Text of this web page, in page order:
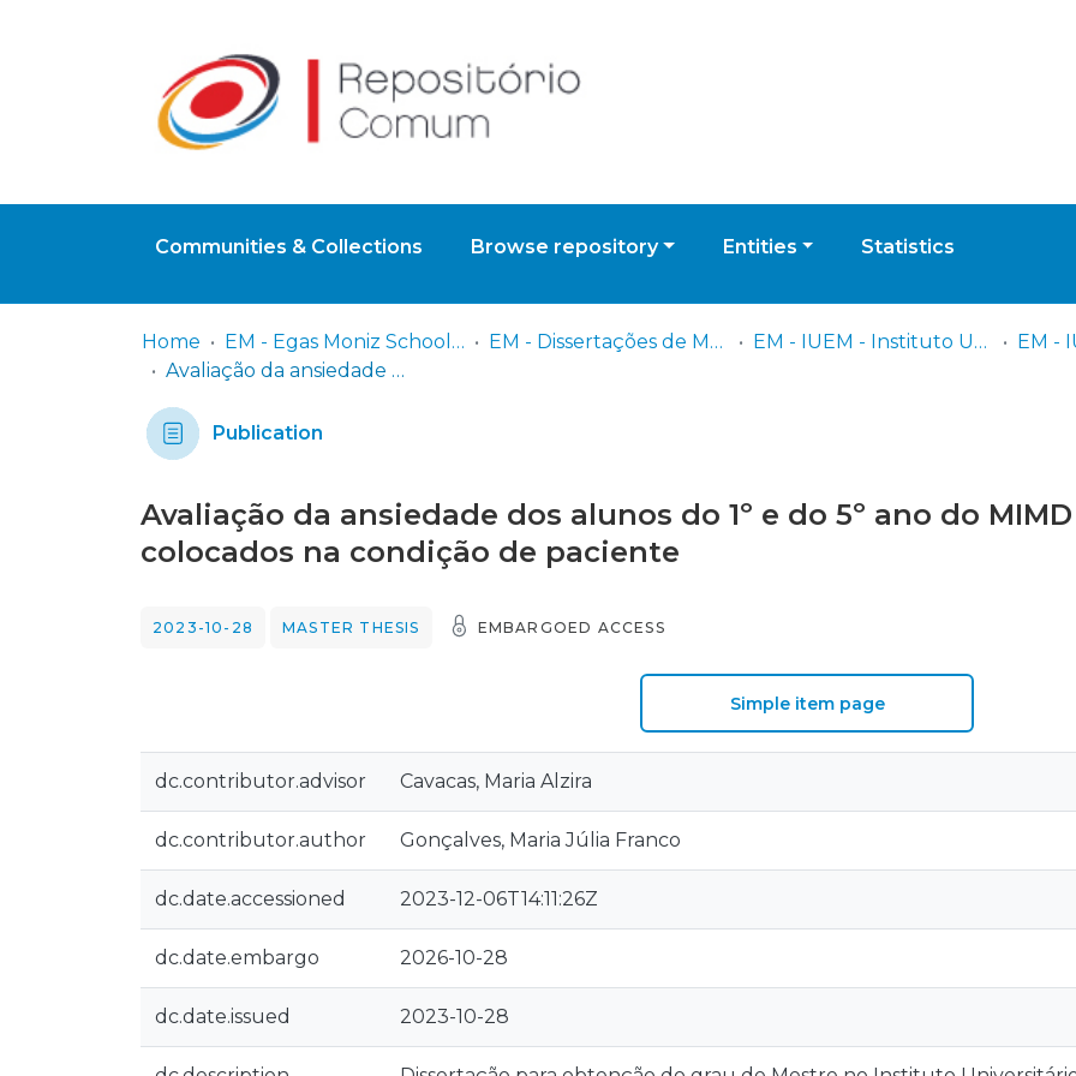
Communities & Collections Browse repository Entities Statistics
Home EM - Egas Moniz School of Health & Science EM - Dissertações de Mestrado EM - IUEM - Instituto Universitário Egas Moniz
Avaliação da ansiedade dos alunos do 1º e do 5º ano do MIMD em Portugal quando colocados na condição de paciente
Publication
Avaliação da ansiedade dos alunos do 1º e do 5º ano do
colocados na condição de paciente
2023-10-28 MASTER THESIS EMBARGOED ACCESS
Simple item page
dc.contributor.advisor Cavacas, Maria Alzira
dc.contributor.author Gonçalves, Maria Júlia Franco
dc.date.accessioned 2023-12-06T14:11:26Z
dc.date.embargo 2026-10-28
dc.date.issued 2023-10-28